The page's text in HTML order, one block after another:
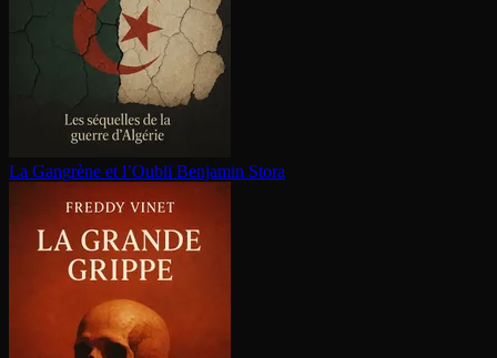
La Gangrène et l’Oubli Benjamin Stora